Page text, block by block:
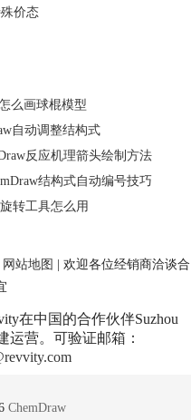
子的里体会下反应的所有化合
选原子的立体构型不发生变化的
软件中的反应变化、
询结构技巧可以帮助用户更加高
使用教程请点击
、快速了解ChemBioDraw中的取代
价态
么画球棍模型
自动调整结构式
反应机理箭头绘制方法
结构式自动编号技巧
转工具怎么用
网站地图
| 欢迎各位经销商洽谈合
在中国的合作伙伴Suzhou
运营。可验证邮箱：
ChemDraw